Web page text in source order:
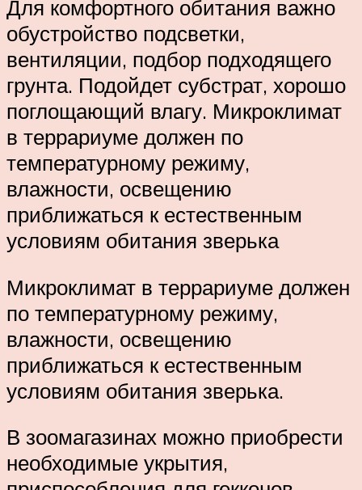
Для комфортного обитания важно
обустройство подсветки,
вентиляции, подбор подходящего
грунта. Подойдет субстрат, хорошо
поглощающий влагу. Микроклимат
в террариуме должен по
температурному режиму,
влажности, освещению
приближаться к естественным
условиям обитания зверька
Микроклимат в террариуме должен
по температурному режиму,
влажности, освещению
приближаться к естественным
условиям обитания зверька.
В зоомагазинах можно приобрести
необходимые укрытия,